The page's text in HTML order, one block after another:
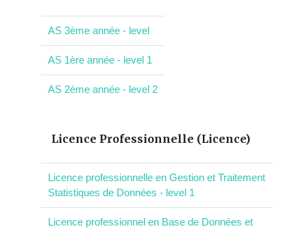
AS 3ème année - level
AS 1ère année - level 1
AS 2ème année - level 2
Licence Professionnelle (Licence)
Licence professionnelle en Gestion et Traitement
Statistiques de Données - level 1
Licence professionnel en Base de Données et